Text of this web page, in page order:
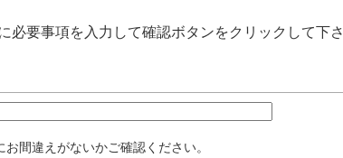
必要事項を入力して確認ボタンをクリックして下さ
間違えがないかご確認ください。